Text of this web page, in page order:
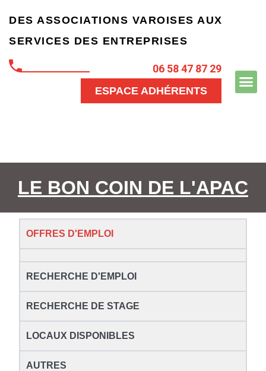
DES ASSOCIATIONS VAROISES AUX
SERVICES DES ENTREPRISES
06 58 47 87 29
ESPACE ADHÉRENTS
LE BON COIN DE L'APAC
OFFRES D'EMPLOI
RECHERCHE D'EMPLOI
RECHERCHE DE STAGE
LOCAUX DISPONIBLES
AUTRES